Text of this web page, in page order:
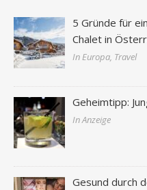
5 Gründe für
Chalet in
In Europa, Travel
Geheimtipp:
In Anzeige
Gesund durch